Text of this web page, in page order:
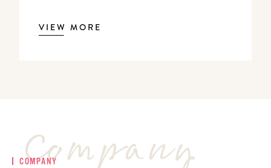
VIEW MORE
COMPANY